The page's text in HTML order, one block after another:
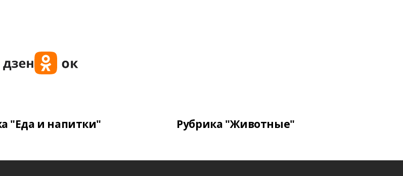
"Еда и напитки" Рубрика "Животные"